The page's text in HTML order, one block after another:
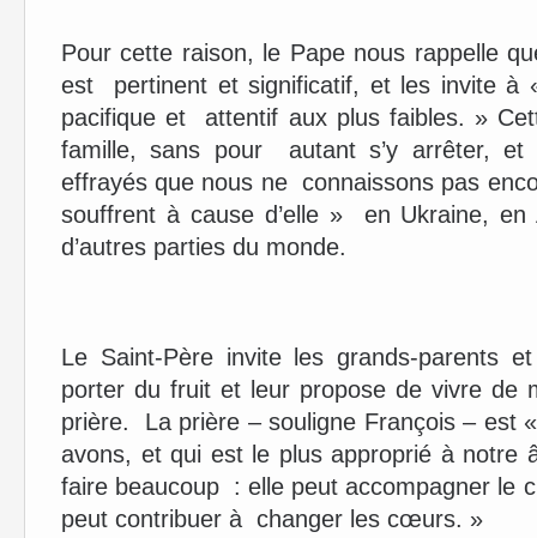
Pour cette raison, le Pape nous rappelle
est pertinent et significatif, et les invite à
pacifique et attentif aux plus faibles. »
famille, sans pour autant s’y arrêter, et
effrayés que nous ne connaissons pas
souffrent à cause d’elle » en Ukraine, en
d’autres parties du monde.
Le Saint-Père invite les grands-parents
porter du fruit et leur propose de vivre de
prière. La prière – souligne François – est
avons, et qui est le plus approprié à notre
faire beaucoup : elle peut accompagner le
peut contribuer à changer les cœurs. »